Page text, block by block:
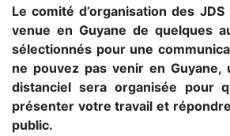
Le comité d’organisation des
venue en Guyane de quelques
sélectionnés pour une
ne pouvez pas venir en Guyane,
distanciel sera organisée pour
présenter votre travail et
public.